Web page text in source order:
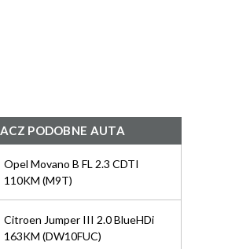
PODOBNE AUTA
Opel Movano B FL 2.3 CDTI
110KM (M9T)
Citroen Jumper III 2.0 BlueHDi
163KM (DW10FUC)